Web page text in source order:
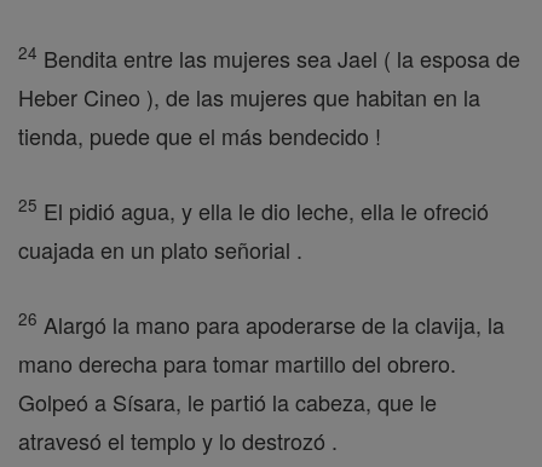
24 Bendita entre las mujeres sea Jael ( la esposa de
Heber Cineo ), de las mujeres que habitan en la
tienda, puede que el más bendecido !
25 El pidió agua, y ella le dio leche, ella le ofreció
cuajada en un plato señorial .
26 Alargó la mano para apoderarse de la clavija, la
mano derecha para tomar martillo del obrero.
Golpeó a Sísara, le partió la cabeza, que le
atravesó el templo y lo destrozó .